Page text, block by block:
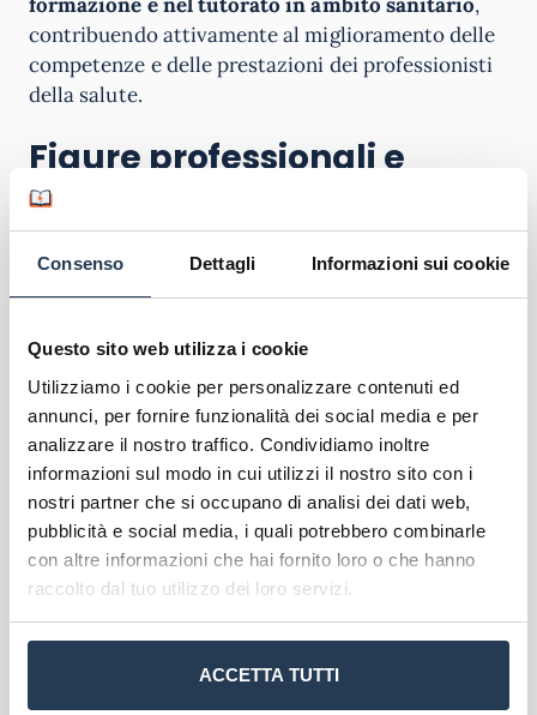
Consenso Dettagli Informazioni sui cookie
Questo sito web utilizza i cookie
Utilizziamo i cookie per personalizzare contenuti ed
annunci, per fornire funzionalità dei social media e per
analizzare il nostro traffico. Condividiamo inoltre
informazioni sul modo in cui utilizzi il nostro sito con i
nostri partner che si occupano di analisi dei dati web,
pubblicità e social media, i quali potrebbero combinarle
con altre informazioni che hai fornito loro o che hanno
raccolto dal tuo utilizzo dei loro servizi.
ACCETTA TUTTI
contribuendo attivamente al miglioramento delle
competenze e delle prestazioni dei professionisti
della salute.
Figure professionali e
Sbocchi Lavorativi
Il Master in Formazione e Tutorato nelle
Professioni Sanitarie prepara i partecipanti a
formazione e del tutorato all’interno delle
formate dal Master vi sono i tutor clinici, i
responsabili della formazione, i coordinatori
didattici e i formatori per la salute. I laureati
potranno
operare in ospedali, cliniche, istituti di
formazione, università e altre strutture
sanitarie, dove avranno il compito di progettare e
gestire programmi formativi, supervisionare gli
apprendimento efficace e continuo.